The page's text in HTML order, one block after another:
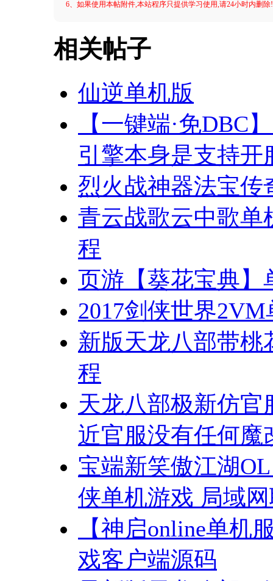
6、如果使用本帖附件,本站程序只提供学习使用,请24小时内删
相关帖子
仙逆单机版
【一键端·免DBC
引擎本身是支持开
烈火战神器法宝传
青云战歌云中歌单
程
页游【葵花宝典】
2017剑侠世界
新版天龙八部带
程
天龙八部极新仿
近官服没有任何魔
宝端新笑傲江湖
侠单机游戏 局域
【神启online单机
戏客户端源码